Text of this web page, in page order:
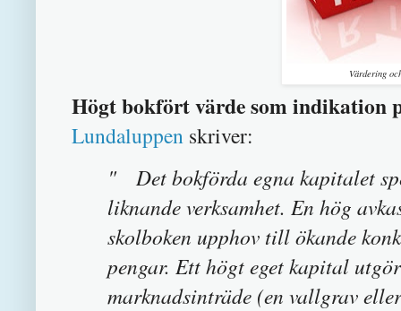
Värdering
Högt bokfört värde som indikation
Lundaluppen skriver:
" Det bokförda egna kapitalet
liknande verksamhet. En hög
skolboken upphov till ökande
pengar. Ett högt eget kapital
marknadsinträde (en vallgrav